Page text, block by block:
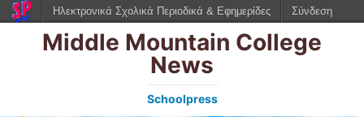
Middle Mountain College
News
Schoolpress
Ηλεκτρονικά Σχολικά Περιοδικά & Εφημερίδες Σύνδεση